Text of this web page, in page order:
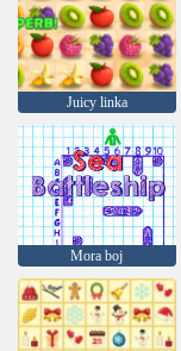
Juicy linka
Mora boj